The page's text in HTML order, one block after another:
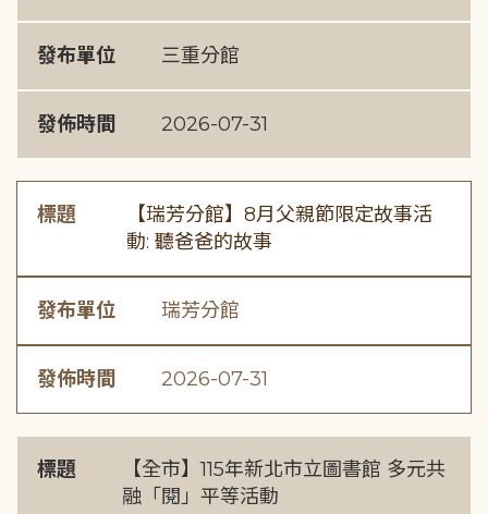
發布單位 三重分館
發佈時間 2026-07-31
標題
【瑞芳分館】8月父親節限定故事活
動: 聽爸爸的故事
發布單位 瑞芳分館
發佈時間 2026-07-31
標題
【全市】115年新北市立圖書館 多元共
融「閱」平等活動